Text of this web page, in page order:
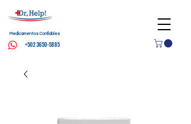
Medicamentos Confiables
+502 3650-5885